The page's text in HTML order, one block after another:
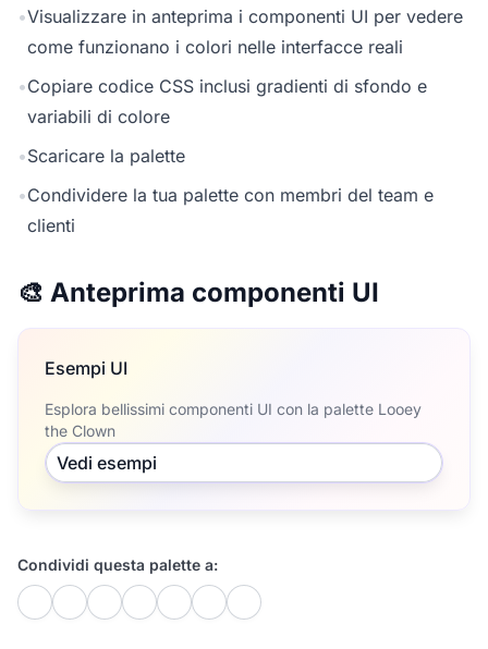
•Visualizzare in anteprima i componenti UI per vedere
come funzionano i colori nelle interfacce reali
•Copiare codice CSS inclusi gradienti di sfondo e
variabili di colore
•Scaricare la palette
•Condividere la tua palette con membri del team e
clienti
🎨 Anteprima componenti UI
Esempi UI
Esplora bellissimi componenti UI con la palette Looey
the Clown
Vedi esempi
Condividi questa palette a: